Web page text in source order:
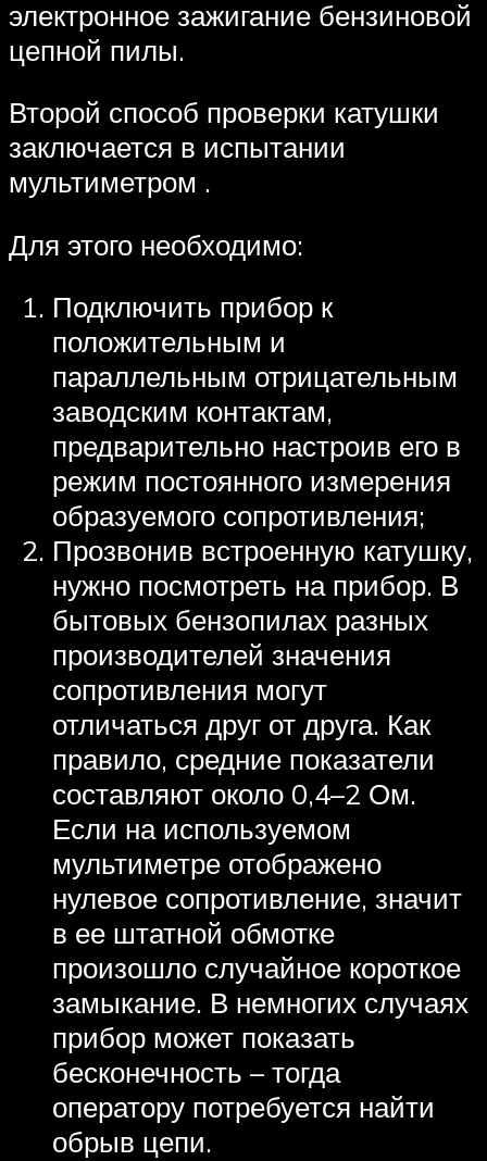
электронное зажигание бензиновой
цепной пилы.
Второй способ проверки катушки
заключается в испытании
мультиметром .
Для этого необходимо:
Подключить прибор к
положительным и
параллельным отрицательным
заводским контактам,
предварительно настроив его в
режим постоянного измерения
образуемого сопротивления;
Прозвонив встроенную катушку,
нужно посмотреть на прибор. В
бытовых бензопилах разных
производителей значения
сопротивления могут
отличаться друг от друга. Как
правило, средние показатели
составляют около 0,4–2 Ом.
Если на используемом
мультиметре отображено
нулевое сопротивление, значит
в ее штатной обмотке
произошло случайное короткое
замыкание. В немногих случаях
прибор может показать
бесконечность – тогда
оператору потребуется найти
обрыв цепи.